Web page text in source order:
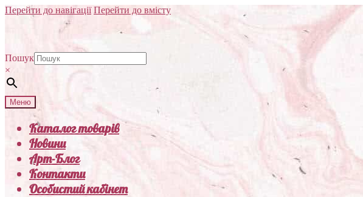
Перейти до навігації Перейти до вмісту
Пошук
×
Меню
Каталог товарів
Новини
Арт-Блог
Контакти
Особистий кабінет